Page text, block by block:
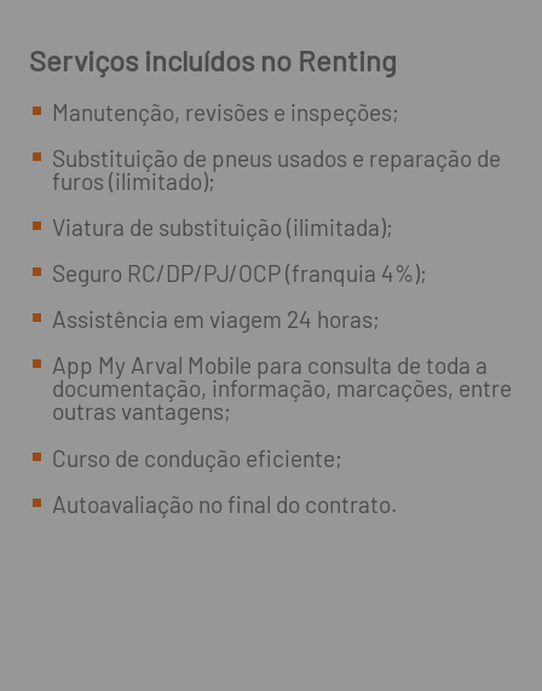
Serviços incluídos no Renting
Manutenção, revisões e inspeções;
Substituição de pneus usados e reparação de
furos (ilimitado);
Viatura de substituição (ilimitada);
Seguro RC/DP/PJ/OCP (franquia 4%);
Assistência em viagem 24 horas;
App My Arval Mobile para consulta de toda a
documentação, informação, marcações, entre
outras vantagens;
Curso de condução eficiente;
Autoavaliação no final do contrato.